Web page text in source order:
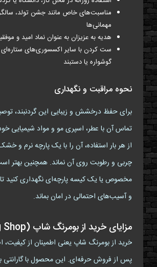
مناسبت‌های خاص مانند جشن تولد،
مهمانی‌ها
هدیه به عزیزان به عنوان نماد امید و
ست کردن با سایر اکسسوری‌های ستاره‌ای
گوشواره یا دستبند
نحوه مراقبت و نگهداری
برای حفظ درخشش و زیبایی این گردنبند،
تماس آن با عطر، اسپری مو و مواد شیمیایی
از هر بار استفاده، آن را با یک پارچه نرم و خشک
چربی و رطوبت روی آن نماند. همچنین بهتر
مخصوص یا یک کیسه پارچه‌ای نگهداری کنید
و آسیب‌های احتمالی در امان بماند.
مزایای خرید از بومرنگ شاپ (Bumrang Shop)
خرید از بومرنگ شاپ یعنی اطمینان از